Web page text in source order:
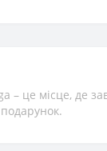
– це місце, де